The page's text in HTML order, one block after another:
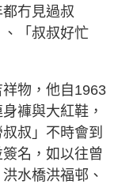
冇見過叔
「叔叔好忙
祥物，他自1963
褲與大紅鞋，
叔」不時會到
名，如以往曾
水橋洪福邨、